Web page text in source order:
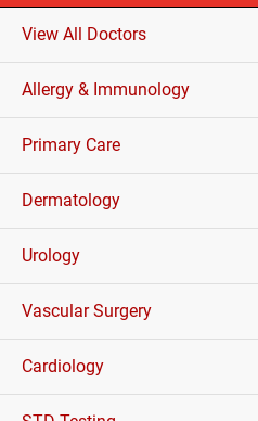
View All Doctors
Allergy & Immunology
Primary Care
Dermatology
Urology
Vascular Surgery
Cardiology